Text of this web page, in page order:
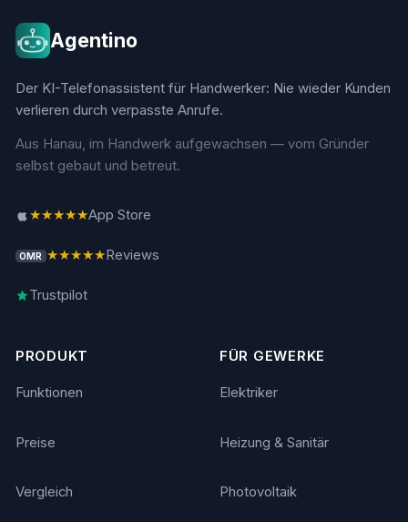
Agentino
Der KI-Telefonassistent für Handwerker: Nie wieder Kunden
verlieren durch verpasste Anrufe.
Aus Hanau, im Handwerk aufgewachsen — vom Gründer
selbst gebaut und betreut.
★★★★★App Store
OMR ★★★★★ Reviews
Trustpilot
PRODUKT
Funktionen
Preise
Vergleich
FÜR GEWERKE
Elektriker
Heizung & Sanitär
Photovoltaik